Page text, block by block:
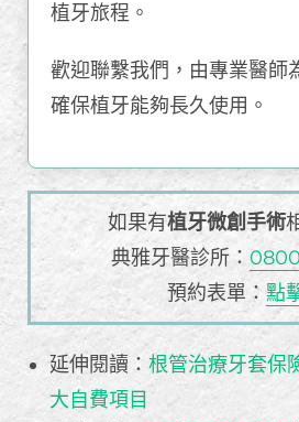
植牙旅程。
歡迎聯繫我們，由專業醫師
確保植牙能夠長久使用。
如果有植牙微創手術
典雅牙醫診所：
預約表單： 點
延伸閱讀： 根管治療牙套保
大自費項目